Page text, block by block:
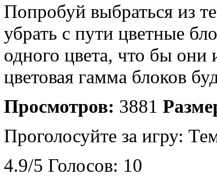
Попробуй выбраться из
убрать с пути цветные
одного цвета, что бы
цветовая гамма блоков
Просмотров: 3881
Проголосуйте за игру:
4.9/5 Голосов: 10